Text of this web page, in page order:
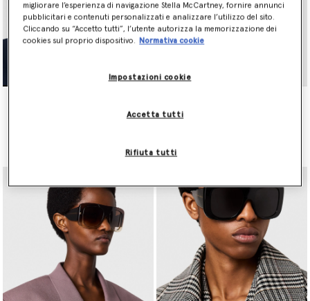
€300.00
selezionato
migliorare l’esperienza di navigazione Stella McCartney, fornire annunci
pubblicitari e contenuti personalizzati e analizzare l’utilizzo del sito.
Cliccando su “Accetto tutti”, l’utente autorizza la memorizzazione dei
cookies sul proprio dispositivo.
Normativa cookie
Impostazioni cookie
Rifiuta tutti
Accetta tutti